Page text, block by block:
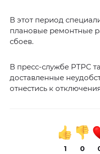
В этот период
плановые ремонтные
сбоев.
В пресс-службе РТРС
доставленные
отнестись к
1 0